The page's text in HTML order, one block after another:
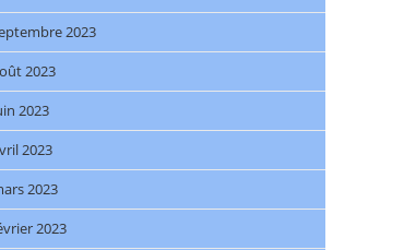
2023
2023
2023
2023
2023
2023